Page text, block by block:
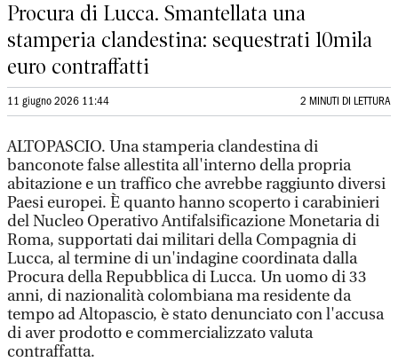
Procura di Lucca. Smantellata una
stamperia clandestina: sequestrati 10mila
euro contraffatti
11 giugno 2026 11:44 2 MINUTI DI LETTURA
ALTOPASCIO. Una stamperia clandestina di
banconote false allestita all'interno della propria
abitazione e un traffico che avrebbe raggiunto diversi
Paesi europei. È quanto hanno scoperto i carabinieri
del Nucleo Operativo Antifalsificazione Monetaria di
Roma, supportati dai militari della Compagnia di
Lucca, al termine di un'indagine coordinata dalla
Procura della Repubblica di Lucca. Un uomo di 33
anni, di nazionalità colombiana ma residente da
tempo ad Altopascio, è stato denunciato con l'accusa
di aver prodotto e commercializzato valuta
contraffatta.